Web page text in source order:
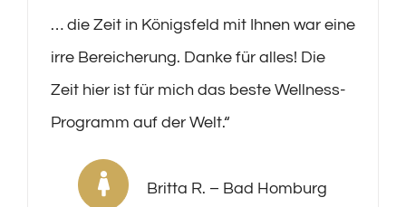
… die Zeit in Königsfeld mit Ihnen war eine
irre Bereicherung. Danke für alles! Die
Zeit hier ist für mich das beste Wellness-
Programm auf der Welt.“
Britta R. – Bad Homburg